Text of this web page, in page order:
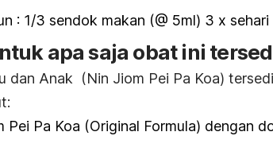
: 1/3 sendok makan (@ 5ml) 3 x sehari
apa saja obat ini
dan Anak (Nin Jiom Pei Pa Koa)
Pei Pa Koa (Original Formula) dengan